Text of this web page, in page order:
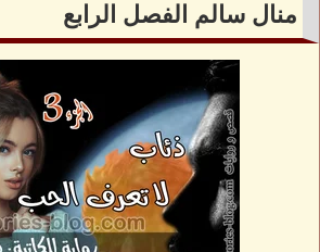
منال سالم الفصل الرابع